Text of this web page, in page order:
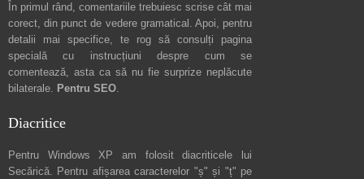
În primul rând, comentariile trebuiesc scrise cât mai
corect, din punct de vedere gramatical. Apoi, pentru
detalii mai specifice, te rog să consulți pagina
specială cu instrucțiuni despre cum se
comentează, asta ca să nu fie surprize neplăcute
bilaterale. Pentru SEO.
Diacritice
Pentru Windows XP am folosit diacriticele lui
Secărică. Pentru afișarea caracterelor "ș" și "ț" pe